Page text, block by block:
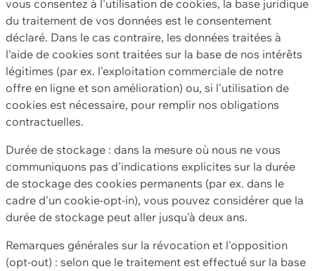
vous consentez à l'utilisation de cookies, la base juridique
du traitement de vos données est le consentement
déclaré. Dans le cas contraire, les données traitées à
l'aide de cookies sont traitées sur la base de nos intérêts
légitimes (par ex. l'exploitation commerciale de notre
offre en ligne et son amélioration) ou, si l'utilisation de
cookies est nécessaire, pour remplir nos obligations
contractuelles.
Durée de stockage : dans la mesure où nous ne vous
communiquons pas d'indications explicites sur la durée
de stockage des cookies permanents (par ex. dans le
cadre d'un cookie-opt-in), vous pouvez considérer que la
durée de stockage peut aller jusqu'à deux ans.
Remarques générales sur la révocation et l'opposition
(opt-out) : selon que le traitement est effectué sur la base